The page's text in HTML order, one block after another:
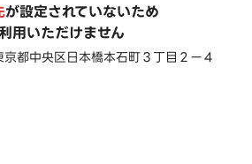
が設定されていないため
用いただけません
京都中央区日本橋本石町３丁目２ー４